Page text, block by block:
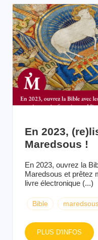
En 2023,
Maredsous !
En 2023, ouvrez la
Maredsous et prêtez
livre électronique (...)
Bible
PLUS D'INFOS